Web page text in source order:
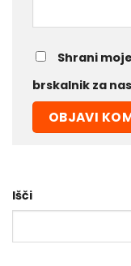
Shrani
brskalnik za
Išči